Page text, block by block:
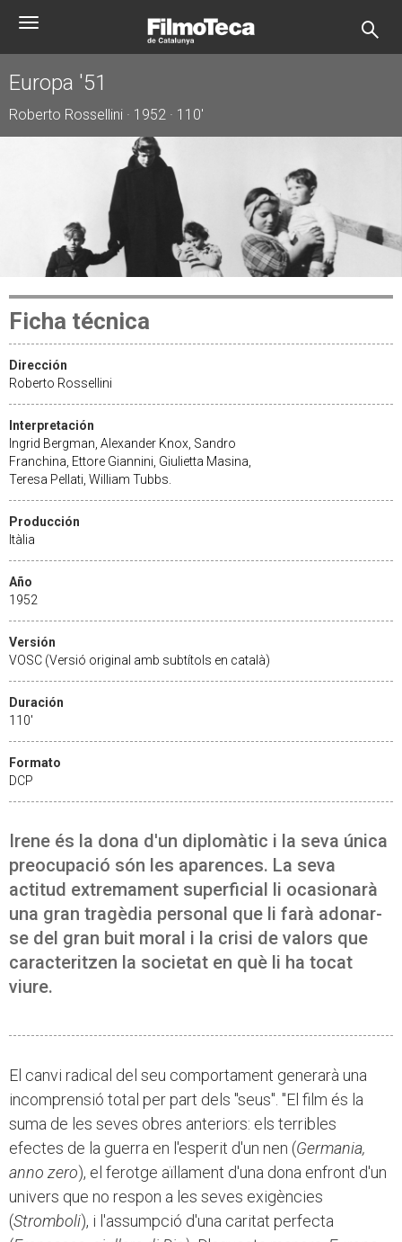
Toggle
Europa '51
Roberto Rossellini · 1952 · 110'
Ficha técnica
Dirección
Roberto Rossellini
Interpretación
Ingrid Bergman, Alexander Knox, Sandro
Franchina, Ettore Giannini, Giulietta Masina,
Teresa Pellati, William Tubbs.
Producción
Itàlia
Año
1952
Versión
VOSC (Versió original amb subtítols en català)
Duración
110'
Formato
DCP
Irene és la dona d'un diplomàtic i la seva única
preocupació són les aparences. La seva
actitud extremament superficial li ocasionarà
una gran tragèdia personal que li farà adonar-
se del gran buit moral i la crisi de valors que
caracteritzen la societat en què li ha tocat
viure.
El canvi radical del seu comportament generarà una
incomprensió total per part dels "seus". "El film és la
suma de les seves obres anteriors: els terribles
efectes de la guerra en l'esperit d'un nen (Germania,
anno zero), el ferotge aïllament d'una dona enfront d'un
univers que no respon a les seves exigències
(Stromboli), i l'assumpció d'una caritat perfecta